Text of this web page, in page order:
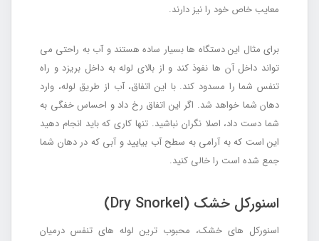
معایب خاص خود را نیز دارند.
برای مثال این دستگاه ها بسیار ساده هستند و آب به راحتی می
تواند داخل آن ها نفوذ کند و از بالای لوله به داخل بریزد و راه
تنفس شما را مسدود کند. با این اتفاق، آب از طریق لوله، وارد
دهان شما خواهد شد. اگر این اتفاق رخ داد و احساس خفگی به
شما دست داد، اصلا نگران نباشید. تنها کاری که باید انجام دهید
این است که به آرامی به سطح آب بیایید و آبی که در دهان شما
جمع شده است را خالی کنید.
اسنورکل خشک (Dry Snorkel)
اسنورکل های خشک، محبوب ترین لوله های تنفس درمیان